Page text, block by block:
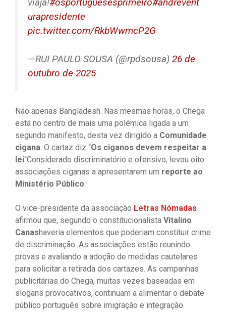
urapresidente
pic.twitter.com/RkbWwmcP2G
—RUI PAULO SOUSA (@rpdsousa) 26 de
outubro de 2025
Não apenas Bangladesh. Nas mesmas horas, o Chega
está no centro de mais uma polémica ligada a um
segundo manifesto, desta vez dirigido a Comunidade
cigana. O cartaz diz “Os ciganos devem respeitar a
lei“Considerado discriminatório e ofensivo, levou oito
associações ciganas a apresentarem um reporte ao
Ministério Público.
O vice-presidente da associação Letras Nómadas
afirmou que, segundo o constitucionalista Vitalino
Canashaveria elementos que poderiam constituir crime
de discriminação. As associações estão reunindo
provas e avaliando a adoção de medidas cautelares
para solicitar a retirada dos cartazes. As campanhas
publicitárias do Chega, muitas vezes baseadas em
slogans provocativos, continuam a alimentar o debate
público português sobre imigração e integração.